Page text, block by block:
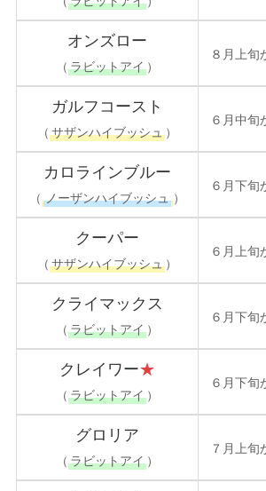
オンズロー
（ ラビットアイ）
８月上旬
ガルフコースト
（ サザンハイブッシュ）
６月中旬
カロラインブルー
（ ノーザンハイブッシュ ）
６月下旬
クーパー
（ サザンハイブッシュ）
６月上旬
クライマックス
（ ラビットアイ）
６月下旬
クレイワー★
（ ラビットアイ）
６月下旬
グロリア
（ ラビットアイ）
７月上旬